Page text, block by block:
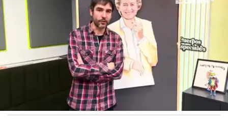
30/05/2023 07:14